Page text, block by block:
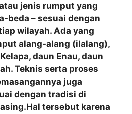
jenis rumput yang
beda – sesuai dengan
wilayah. Ada yang
alang-alang (ilalang),
daun Enau, daun
Teknis serta proses
juga
dengan tradisi di
tersebut karena